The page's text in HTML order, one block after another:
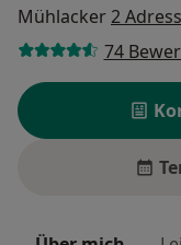
Mühlacker2
74